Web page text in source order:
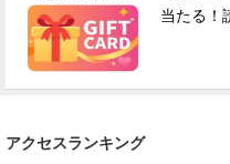
当たる！
アクセスランキング